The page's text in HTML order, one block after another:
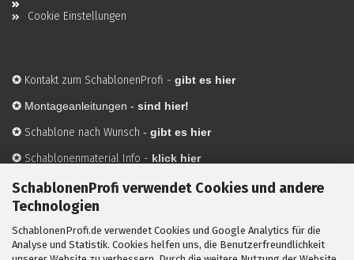
SchablonenProfi verwendet Cookies und andere
Technologien
SchablonenProfi.de verwendet Cookies und Google Analytics für die
Analyse und Statistik. Cookies helfen uns, die Benutzerfreundlichkeit
Cookie Einstellungen
✪ Kontakt zum SchablonenProfi - gibt es hier
✪ Montageanleitungen - sind hier!
✪ Schablone nach Wunsch - gibt es hier
✪ Schablonenmaterial Info - klick hier
✪Hersteller-hier mehr Infos
Mit ✪ gekennzeichnete Bilder sind KI-generierte